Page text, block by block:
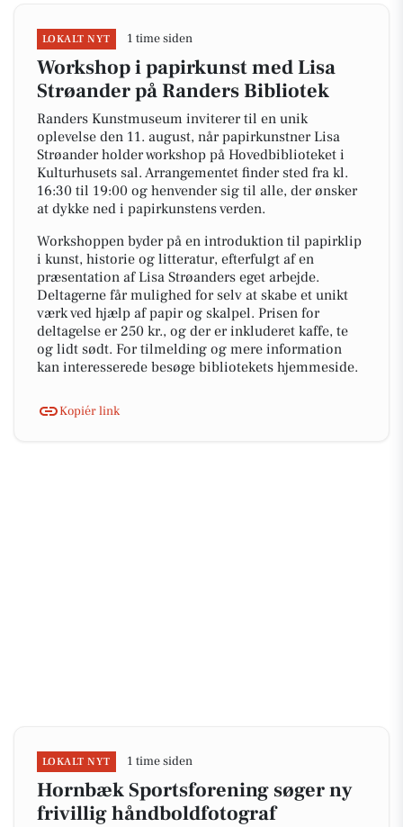
LOKALT NYT 1 time siden
Workshop i papirkunst med Lisa
Strøander på Randers Bibliotek
Randers Kunstmuseum inviterer til en unik
oplevelse den 11. august, når papirkunstner Lisa
Strøander holder workshop på Hovedbiblioteket i
Kulturhusets sal. Arrangementet finder sted fra kl.
16:30 til 19:00 og henvender sig til alle, der ønsker
at dykke ned i papirkunstens verden.
Workshoppen byder på en introduktion til papirklip
i kunst, historie og litteratur, efterfulgt af en
præsentation af Lisa Strøanders eget arbejde.
Deltagerne får mulighed for selv at skabe et unikt
værk ved hjælp af papir og skalpel. Prisen for
deltagelse er 250 kr., og der er inkluderet kaffe, te
og lidt sødt. For tilmelding og mere information
kan interesserede besøge bibliotekets hjemmeside.
Kopiér link
LOKALT NYT 1 time siden
Hornbæk Sportsforening søger ny
frivillig håndboldfotograf